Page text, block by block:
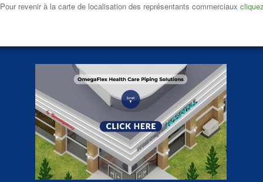
Pour revenir à la carte de localisation des représentants commerciaux